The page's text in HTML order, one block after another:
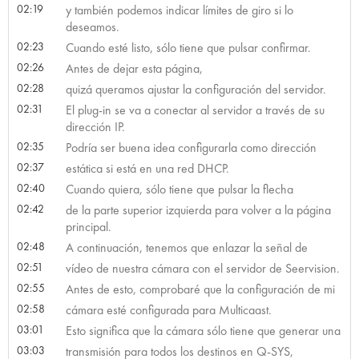
02:19
y también podemos indicar límites de giro si lo
deseamos.
02:23 Cuando esté listo, sólo tiene que pulsar confirmar.
02:26 Antes de dejar esta página,
02:28 quizá queramos ajustar la configuración del servidor.
02:31
El plug-in se va a conectar al servidor a través de su
dirección IP.
02:35 Podría ser buena idea configurarla como dirección
02:37 estática si está en una red DHCP.
02:40 Cuando quiera, sólo tiene que pulsar la flecha
02:42
de la parte superior izquierda para volver a la página
principal.
02:48 A continuación, tenemos que enlazar la señal de
02:51 vídeo de nuestra cámara con el servidor de Seervision.
02:55 Antes de esto, comprobaré que la configuración de mi
02:58 cámara esté configurada para Multicaast.
03:01 Esto significa que la cámara sólo tiene que generar una
03:03 transmisión para todos los destinos en Q-SYS,